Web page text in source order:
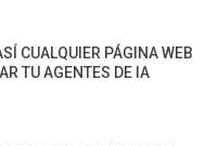
CUALQUIER PÁGINA WEB
TU AGENTES DE IA